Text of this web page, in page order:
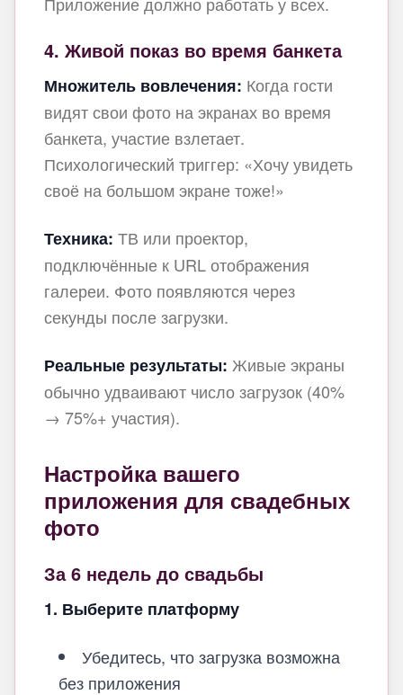
4. Живой показ во время банкета
Множитель вовлечения: Когда гости
видят свои фото на экранах во время
банкета, участие взлетает.
Психологический триггер: «Хочу увидеть
своё на большом экране тоже!»
Техника: ТВ или проектор,
подключённые к URL отображения
галереи. Фото появляются через
секунды после загрузки.
Реальные результаты: Живые экраны
обычно удваивают число загрузок (40%
→ 75%+ участия).
Настройка вашего
приложения для свадебных
фото
За 6 недель до свадьбы
1. Выберите платформу
Убедитесь, что загрузка возможна
без приложения